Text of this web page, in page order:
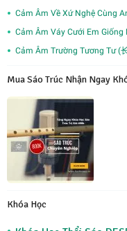
Cảm Âm Về Xứ Nghệ Cùng
Cảm Âm Váy Cưới Em Giống
Cảm Âm Trường Tương Tư (
Mua Sáo Trúc Nhận Ngay
Khóa Học